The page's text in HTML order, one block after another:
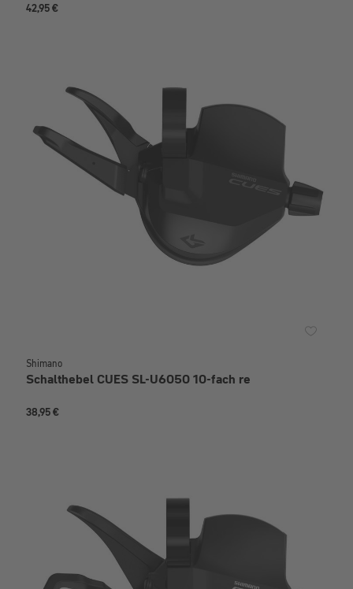
42,95 €
Shimano
Schalthebel CUES SL-U6050 10-fach re
38,95 €